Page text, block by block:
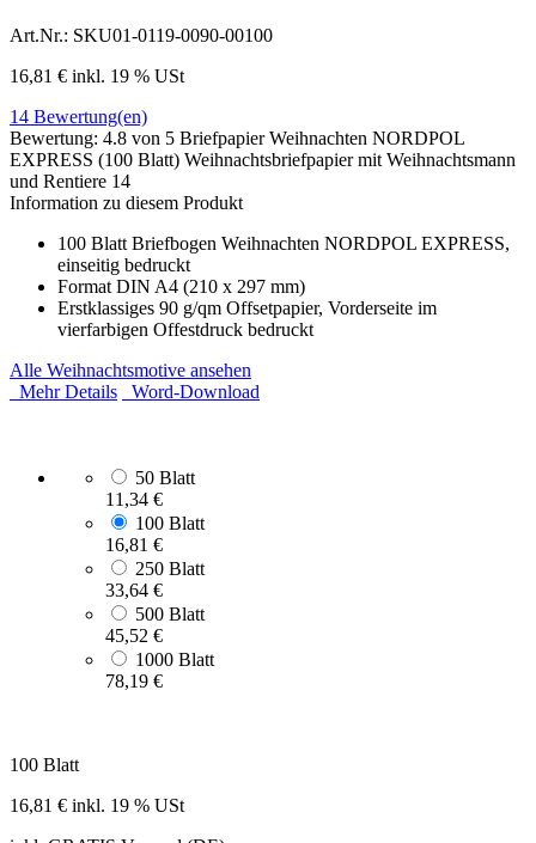
Art.Nr.: SKU01-0119-0090-00100
16,81 € inkl. 19 % USt
14 Bewertung(en)
Bewertung: 4.8 von 5 Briefpapier Weihnachten NORDPOL
EXPRESS (100 Blatt) Weihnachtsbriefpapier mit Weihnachtsmann
und Rentiere 14
Information zu diesem Produkt
100 Blatt Briefbogen Weihnachten NORDPOL EXPRESS,
einseitig bedruckt
Format DIN A4 (210 x 297 mm)
Erstklassiges 90 g/qm Offsetpapier, Vorderseite im
vierfarbigen Offestdruck bedruckt
Alle Weihnachtsmotive ansehen
Mehr Details
Word-Download
50 Blatt
11,34 €
100 Blatt
16,81 €
250 Blatt
33,64 €
500 Blatt
45,52 €
1000 Blatt
78,19 €
100 Blatt
16,81 € inkl. 19 % USt